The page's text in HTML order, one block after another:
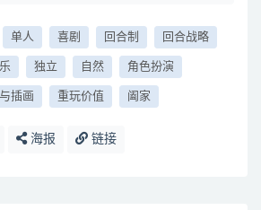
单人 喜剧 回合制 回合战略
独立 自然 角色扮演
插画 重玩价值 阖家
海报 链接